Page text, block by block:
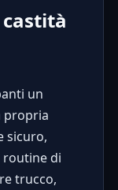
un
propria
sicuro,
routine di
trucco,